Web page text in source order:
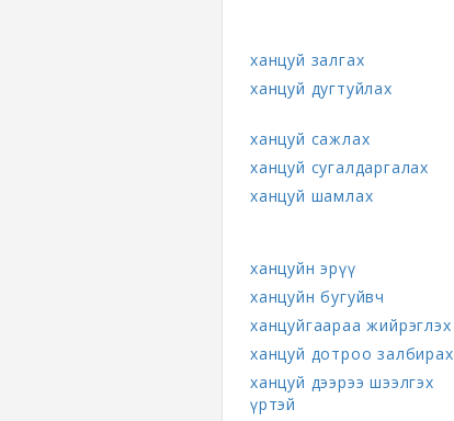
ханцуй залгах
ханцуй дугтуйлах
ханцуй сажлах
ханцуй сугалдаргалах
ханцуй шамлах
ханцуйн эрүү
ханцуйн бугуйвч
ханцуйгаараа жийрэглэх
ханцуй дотроо залбирах
ханцуй дээрээ шээлгэх
үртэй